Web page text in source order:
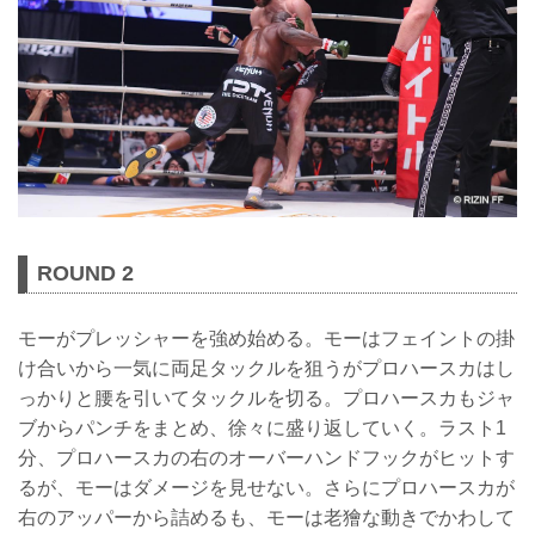
ROUND 2
モーがプレッシャーを強め始める。モーはフェイントの掛
け合いから一気に両足タックルを狙うがプロハースカはし
っかりと腰を引いてタックルを切る。プロハースカもジャ
ブからパンチをまとめ、徐々に盛り返していく。ラスト1
分、プロハースカの右のオーバーハンドフックがヒットす
るが、モーはダメージを見せない。さらにプロハースカが
右のアッパーから詰めるも、モーは老獪な動きでかわして